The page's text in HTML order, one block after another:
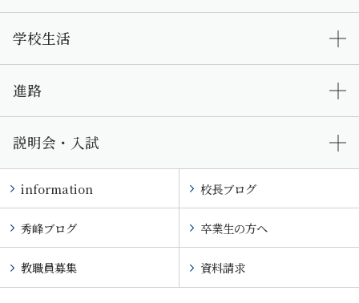
学校生活
進路
説明会・入試
information 校長ブログ
秀峰ブログ 卒業生の方へ
教職員募集 資料請求